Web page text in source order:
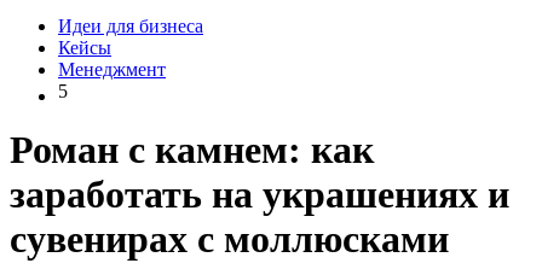
Идеи для бизнеса
Кейсы
Менеджмент
5
Роман с камнем: как
заработать на украшениях и
сувенирах с моллюсками